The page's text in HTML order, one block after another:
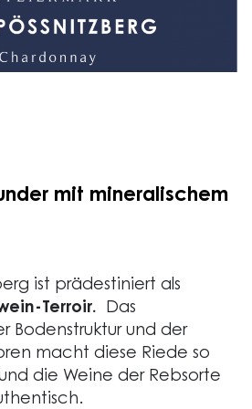
mit mineralischem
ist prädestiniert als
Terroir. Das
Bodenstruktur und der
macht diese Riede so
die Weine der Rebsorte